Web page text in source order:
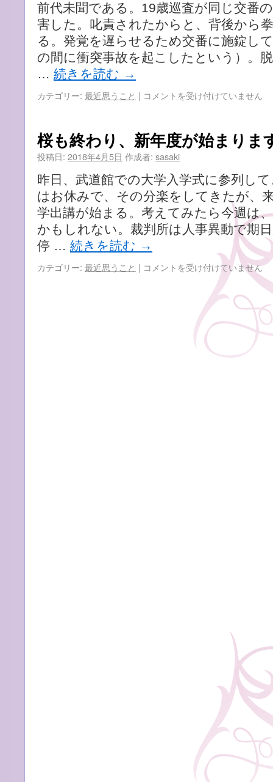
れ
ず、
困
っ
て
い
ま
す』
の
醜
聞
に
思
と
前代未聞である。19歳巡査が同じ交番
害した。叱責されたからと、背後から
る。発覚を遅らせるため交番に施錠し
の間に衝突事故を起こしたという）。
… 続きを読む →
カテゴリー: 最近思うこと | 凄
い
事
件
次々
と
起
こ
る
コメントを受け付けていません
桜も終わり、新年度が始まりま
投稿日: 2018年4月5日 作成者: sasaki
昨日、武道館での大学入学式に参列し
はお休みで、その分楽をしてきたが、
学出講が始まる。考えてみたら今週は
かもしれない。裁判所は人事異動で期
停 … 続きを読む →
カテゴリー: 最近思うこと | 桜
コメントを受け付けていません